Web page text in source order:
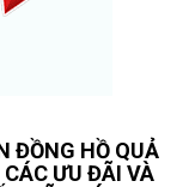
ĐỒNG HỒ QUẢ
ƯU ĐÃI VÀ